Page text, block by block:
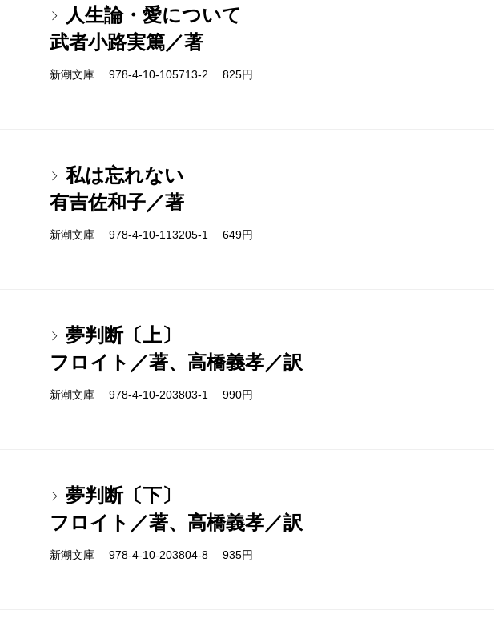
人生論・愛について
武者小路実篤／著
新潮文庫 978-4-10-105713-2 825円
私は忘れない
有吉佐和子／著
新潮文庫 978-4-10-113205-1 649円
夢判断〔上〕
フロイト／著、高橋義孝／訳
新潮文庫 978-4-10-203803-1 990円
夢判断〔下〕
フロイト／著、高橋義孝／訳
新潮文庫 978-4-10-203804-8 935円